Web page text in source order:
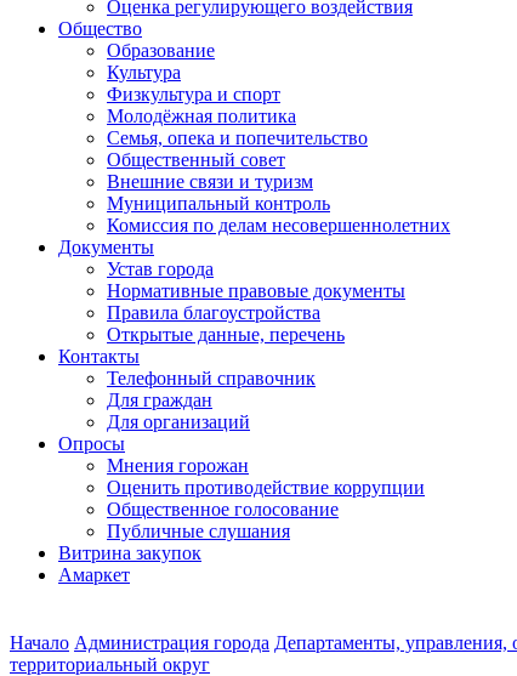
Оценка регулирующего воздействия
Общество
Образование
Культура
Физкультура и спорт
Молодёжная политика
Семья, опека и попечительство
Общественный совет
Внешние связи и туризм
Муниципальный контроль
Комиссия по делам несовершеннолетних
Документы
Устав города
Нормативные правовые документы
Правила благоустройства
Открытые данные, перечень
Контакты
Телефонный справочник
Для граждан
Для организаций
Опросы
Мнения горожан
Оценить противодействие коррупции
Общественное голосование
Публичные слушания
Витрина закупок
Амаркет
Начало Администрация города Департаменты, управления,
территориальный округ